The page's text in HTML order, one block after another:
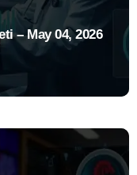
– May 04, 2026
1